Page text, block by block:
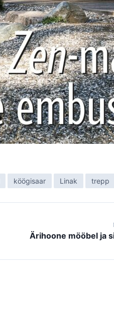
köögisaar Linak trepp
Ärihoone mööbel ja